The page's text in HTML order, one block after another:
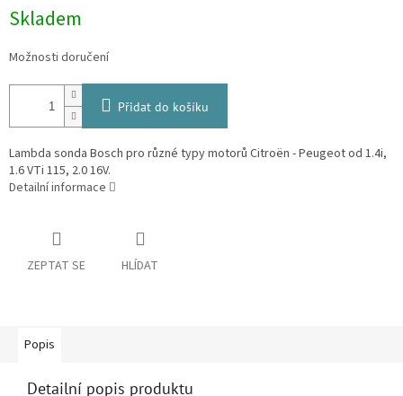
cena:
Skladem
Možnosti doručení
Přidat do košíku
Lambda sonda Bosch pro různé typy motorů Citroën - Peugeot od 1.4i,
1.6 VTi 115, 2.0 16V.
Detailní informace
ZEPTAT SE HLÍDAT
Popis
Detailní popis produktu